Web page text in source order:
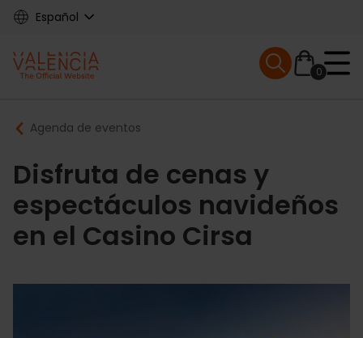
Skip
content
Español
Main
navigation
0
Mobile menu
Breadcrumb
Agenda de eventos
Disfruta de cenas y
espectáculos navideños
en el Casino Cirsa